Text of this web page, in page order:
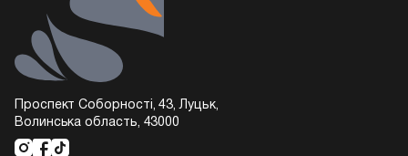
Проспект Соборності, 43, Луцьк,
Волинська область, 43000